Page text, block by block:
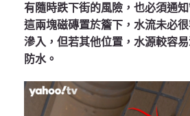
有隨時跌下街的風險，也必須通
這兩塊磁磚置於簷下，水流未必
滲入，但若其他位置，水源較容
防水。